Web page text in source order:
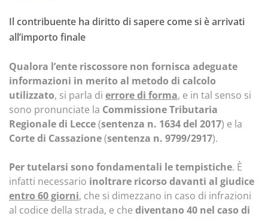
Il contribuente ha diritto di sapere come si è arrivati
all’importo finale
Qualora l’ente riscossore non fornisca adeguate
informazioni in merito al metodo di calcolo
utilizzato, si parla di errore di forma, e in tal senso si
sono pronunciate la Commissione Tributaria
Regionale di Lecce(sentenza n. 1634 del 2017) e la
Corte di Cassazione(sentenza n. 9799/2917).
Per tutelarsi sono fondamentali le tempistiche. È
infatti necessario inoltrare ricorso davanti al giudice
entro 60 giorni, che si dimezzano in caso di infrazioni
al codice della strada, e che diventano 40 nel caso di